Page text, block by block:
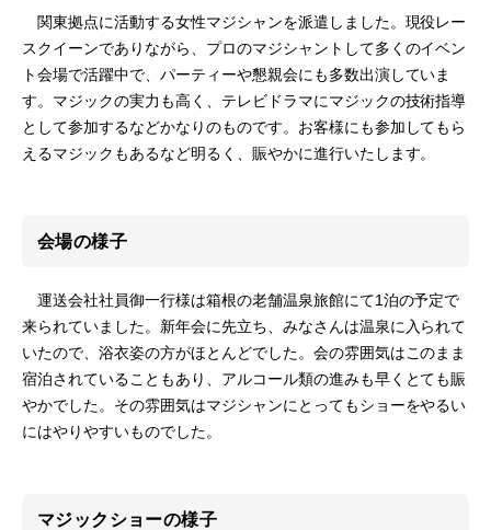
関東拠点に活動する女性マジシャンを派遣しました。現役レー
スクイーンでありながら、プロのマジシャントして多くのイベン
ト会場で活躍中で、パーティーや懇親会にも多数出演していま
す。マジックの実力も高く、テレビドラマにマジックの技術指導
として参加するなどかなりのものです。お客様にも参加してもら
えるマジックもあるなど明るく、賑やかに進行いたします。
会場の様子
運送会社社員御一行様は箱根の老舗温泉旅館にて1泊の予定で
来られていました。新年会に先立ち、みなさんは温泉に入られて
いたので、浴衣姿の方がほとんどでした。会の雰囲気はこのまま
宿泊されていることもあり、アルコール類の進みも早くとても賑
やかでした。その雰囲気はマジシャンにとってもショーをやるい
にはやりやすいものでした。
マジックショーの様子